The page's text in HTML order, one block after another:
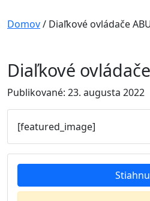
Domov/ Diaľkové ovládače
Diaľkové
Publikované: 23. augusta 2022
[featured_image]